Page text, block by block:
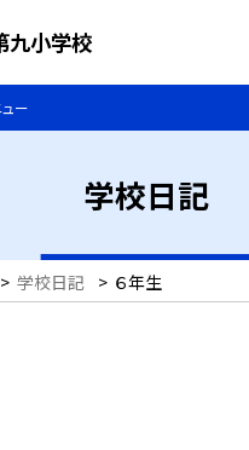
九小学校
ー
学校日記
> 学校日記 > ６年生